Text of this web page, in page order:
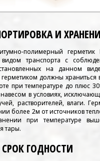
И
полимерный герметик
транспорта с
на данном
должны храниться
при температуре до плюс
в условиях,
растворителей, влаги.
более 2м от источников
при температуре
тары.
СРОК ГОДНОСТИ